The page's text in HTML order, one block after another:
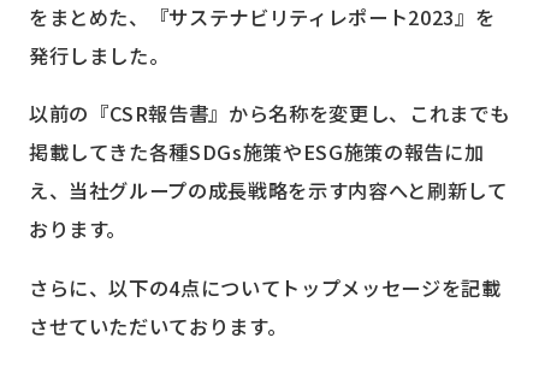
をまとめた、『サステナビリティレポート2023』を
発行しました。
以前の『CSR報告書』から名称を変更し、これまでも
掲載してきた各種SDGs施策やESG施策の報告に加
え、当社グループの成長戦略を示す内容へと刷新して
おります。
さらに、以下の4点についてトップメッセージを記載
させていただいております。